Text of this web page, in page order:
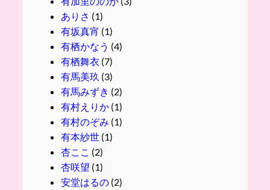
ありさ (1)
有坂真宵 (1)
有栖かなう (4)
有栖舞衣 (7)
有馬美玖 (3)
有馬みずき (2)
有村えりか(1)
有村のぞみ (1)
有本紗世(1)
杏ここ (2)
杏咲望 (1)
安堂はるの(2)